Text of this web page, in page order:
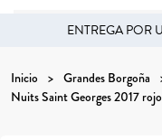
ENTREGA POR
Inicio Grandes Borgoña
Nuits Saint Georges 2017